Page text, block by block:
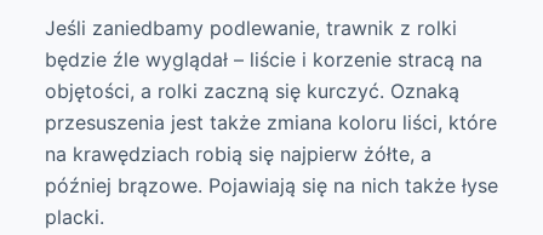
Jeśli zaniedbamy podlewanie, trawnik z rolki
będzie źle wyglądał – liście i korzenie stracą na
objętości, a rolki zaczną się kurczyć. Oznaką
przesuszenia jest także zmiana koloru liści, które
na krawędziach robią się najpierw żółte, a
później brązowe. Pojawiają się na nich także łyse
placki.